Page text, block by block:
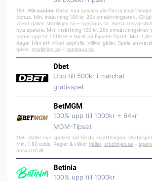
18+. För casino: Gäller nya spelare vid första
bonus. Min. insättning 100 kr. 20x omsättningskrav.
villkor gäller. stodlinjen.se – spelpaus.se . Spela
nya spelare. Min. insättning 100 kr. 20x omsättningskrav
bonus upp till 1 500 kr + 64 kr på Expekt-Tipset. Min.
dagar från att villkor uppfylls. Villkor gäller. Spela
gäller. stodlinjen.se – spelpaus.se
Dbet
Upp till 500kr i matchat
gratisspel
BetMGM
100% upp till 1000kr + 64kr
MGM-Tipset
18+. Gäller nya spelare vid första insättningen.
Min. 1.80 odds. Regler & villkor gäller stodlinjen.se –
ansvarsfullt.
Betinia
100% upp till 1000kr